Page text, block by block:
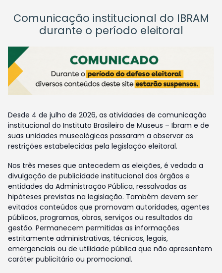
Comunicação institucional do IBRAM
durante o período eleitoral
Desde 4 de julho de 2026, as atividades de comunicação
institucional do Instituto Brasileiro de Museus – Ibram e de
suas unidades museológicas passaram a observar as
restrições estabelecidas pela legislação eleitoral.
Nos três meses que antecedem as eleições, é vedada a
divulgação de publicidade institucional dos órgãos e
entidades da Administração Pública, ressalvadas as
hipóteses previstas na legislação. Também devem ser
evitados conteúdos que promovam autoridades, agentes
públicos, programas, obras, serviços ou resultados da
gestão. Permanecem permitidas as informações
estritamente administrativas, técnicas, legais,
emergenciais ou de utilidade pública que não apresentem
caráter publicitário ou promocional.